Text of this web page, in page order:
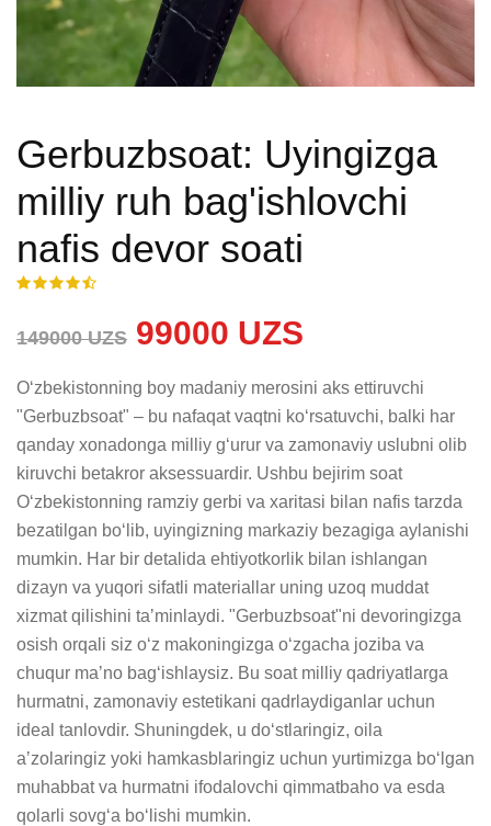
Gerbuzbsoat: Uyingizga
milliy ruh bag'ishlovchi
nafis devor soati
149000 UZS 99000 UZS
Oʻzbekistonning boy madaniy merosini aks ettiruvchi
"Gerbuzbsoat" – bu nafaqat vaqtni koʻrsatuvchi, balki har
qanday xonadonga milliy gʻurur va zamonaviy uslubni olib
kiruvchi betakror aksessuardir. Ushbu bejirim soat
Oʻzbekistonning ramziy gerbi va xaritasi bilan nafis tarzda
bezatilgan boʻlib, uyingizning markaziy bezagiga aylanishi
mumkin. Har bir detalida ehtiyotkorlik bilan ishlangan
dizayn va yuqori sifatli materiallar uning uzoq muddat
xizmat qilishini taʼminlaydi. "Gerbuzbsoat"ni devoringizga
osish orqali siz oʻz makoningizga oʻzgacha joziba va
chuqur maʼno bagʻishlaysiz. Bu soat milliy qadriyatlarga
hurmatni, zamonaviy estetikani qadrlaydiganlar uchun
ideal tanlovdir. Shuningdek, u doʻstlaringiz, oila
aʼzolaringiz yoki hamkasblaringiz uchun yurtimizga boʻlgan
muhabbat va hurmatni ifodalovchi qimmatbaho va esda
qolarli sovgʻa boʻlishi mumkin.